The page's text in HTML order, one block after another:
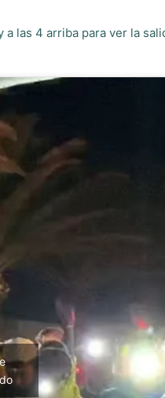
las 4 arriba para ver la